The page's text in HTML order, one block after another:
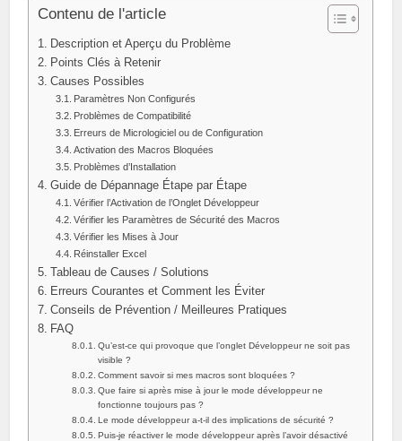
Contenu de l'article
Description et Aperçu du Problème
Points Clés à Retenir
Causes Possibles
Paramètres Non Configurés
Problèmes de Compatibilité
Erreurs de Micrologiciel ou de Configuration
Activation des Macros Bloquées
Problèmes d’Installation
Guide de Dépannage Étape par Étape
Vérifier l’Activation de l’Onglet Développeur
Vérifier les Paramètres de Sécurité des Macros
Vérifier les Mises à Jour
Réinstaller Excel
Tableau de Causes / Solutions
Erreurs Courantes et Comment les Éviter
Conseils de Prévention / Meilleures Pratiques
FAQ
Qu’est-ce qui provoque que l’onglet Développeur ne soit pas
visible ?
Comment savoir si mes macros sont bloquées ?
Que faire si après mise à jour le mode développeur ne
fonctionne toujours pas ?
Le mode développeur a-t-il des implications de sécurité ?
Puis-je réactiver le mode développeur après l’avoir désactivé